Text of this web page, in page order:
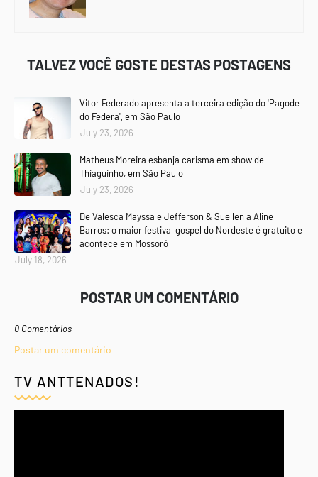
TALVEZ VOCÊ GOSTE DESTAS POSTAGENS
Vitor Federado apresenta a terceira edição do 'Pagode
do Federa', em São Paulo
July 23, 2026
Matheus Moreira esbanja carisma em show de
Thiaguinho, em São Paulo
July 23, 2026
De Valesca Mayssa e Jefferson & Suellen a Aline
Barros: o maior festival gospel do Nordeste é gratuito e
acontece em Mossoró
July 18, 2026
POSTAR UM COMENTÁRIO
0 Comentários
Postar um comentário
TV ANTTENADOS!